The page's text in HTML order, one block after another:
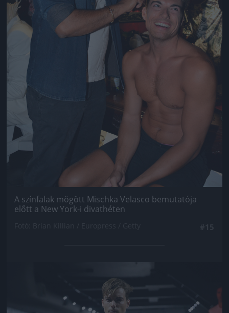
A színfalak mögött Mischka Velasco bemutatója
előtt a New York-i divathéten
Jön még kép!